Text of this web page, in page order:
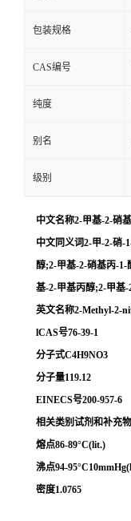
包装规格
CAS编号
纯度
别名
级别
中文名称2-甲基-2-硝
中文同义词2-甲-2-硝-
醇;2-甲基-2-硝基丙-1-
基-2-甲基丙醇;2-甲基
英文名称2-Methyl-2-
lCAS号76-39-1
分子式C4H9NO3
分子量119.12
EINECS号200-957-6
相关类别试剂和补充物
熔点86-89°C(lit.)
沸点94-
密度1.0765